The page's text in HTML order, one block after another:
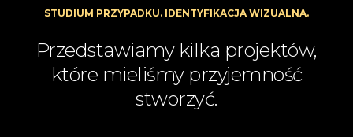
STUDIUM PRZYPADKU. IDENTYFIKACJA WIZUALNA.
Przedstawiamy kilka projektów,
które mieliśmy przyjemność
stworzyć.